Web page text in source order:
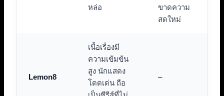
หล่อ
ขาดความ
สดใหม่
Lemon8
เนื้อเรื่องมี
ความเข้มข้น
สูง นักแสดง
โดดเด่น ถือ
–